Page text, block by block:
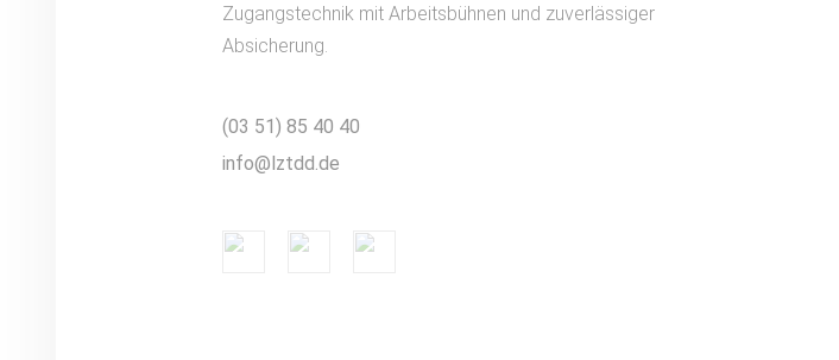
Zugangstechnik mit Arbeitsbühnen und zuverlässiger
Absicherung.
(03 51) 85 40 40
info@lztdd.de